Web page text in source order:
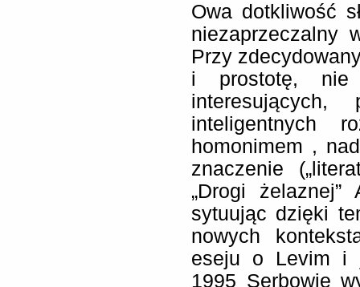
Owa dotkliwość
niezaprzeczalny
Przy
i prostotę, nie
interesujących,
inteligentnych
homonimem ,
znaczenie
„Drogi
sytuując dzięki
nowych
eseju o Levim i
1995 Serbowie